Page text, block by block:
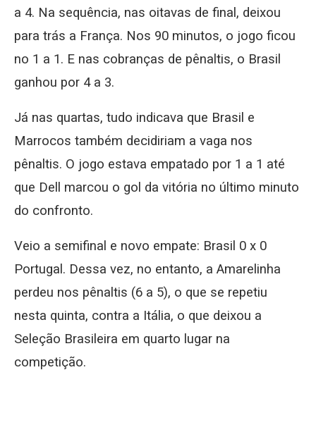
a 4. Na sequência, nas oitavas de final, deixou
para trás a França. Nos 90 minutos, o jogo ficou
no 1 a 1. E nas cobranças de pênaltis, o Brasil
ganhou por 4 a 3.
Já nas quartas, tudo indicava que Brasil e
Marrocos também decidiriam a vaga nos
pênaltis. O jogo estava empatado por 1 a 1 até
que Dell marcou o gol da vitória no último minuto
do confronto.
Veio a semifinal e novo empate: Brasil 0 x 0
Portugal. Dessa vez, no entanto, a Amarelinha
perdeu nos pênaltis (6 a 5), o que se repetiu
nesta quinta, contra a Itália, o que deixou a
Seleção Brasileira em quarto lugar na
competição.